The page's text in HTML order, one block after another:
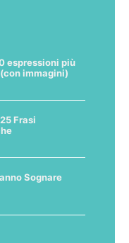
espressioni più
immagini)
Frasi
Sognare